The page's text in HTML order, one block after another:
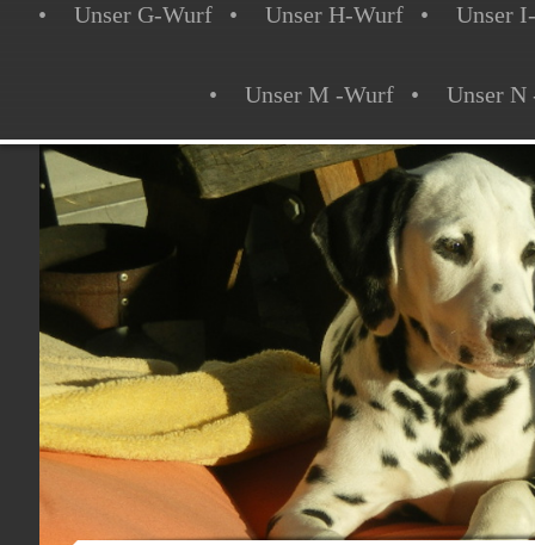
Unser G-Wurf Unser H-Wurf Unser
Unser M -Wurf Unser N